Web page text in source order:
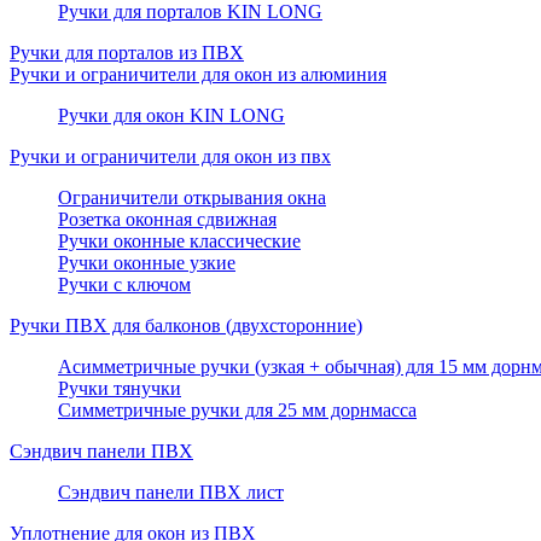
Ручки для порталов KIN LONG
Ручки для порталов из ПВХ
Ручки и ограничители для окон из алюминия
Ручки для окон KIN LONG
Ручки и ограничители для окон из пвх
Ограничители открывания окна
Розетка оконная сдвижная
Ручки оконные классические
Ручки оконные узкие
Ручки с ключом
Ручки ПВХ для балконов (двухсторонние)
Асимметричные ручки (узкая + обычная) для 15 мм
Ручки тянучки
Симметричные ручки для 25 мм дорнмасса
Сэндвич панели ПВХ
Сэндвич панели ПВХ лист
Уплотнение для окон из ПВХ